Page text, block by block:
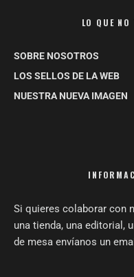
LO QUE NO
SOBRE NOSOTROS
LOS SELLOS DE LA WEB
NUESTRA NUEVA IMAGEN
Si quieres colaborar con
una tienda, una editorial,
de mesa envíanos un